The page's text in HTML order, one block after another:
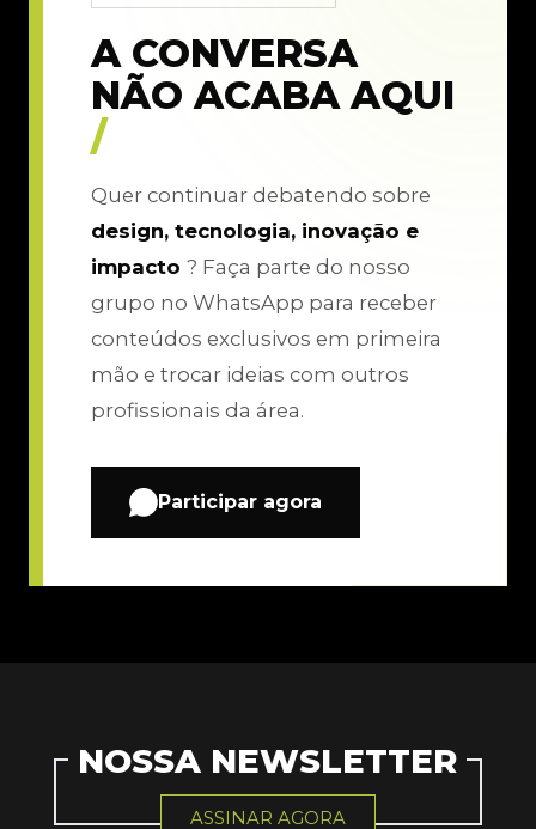
A CONVERSA
NÃO ACABA AQUI
/
Quer continuar debatendo sobre
design, tecnologia, inovação e
impacto ? Faça parte do nosso
grupo no WhatsApp para receber
conteúdos exclusivos em primeira
mão e trocar ideias com outros
profissionais da área.
Participar agora
NOSSA NEWSLETTER
ASSINAR AGORA